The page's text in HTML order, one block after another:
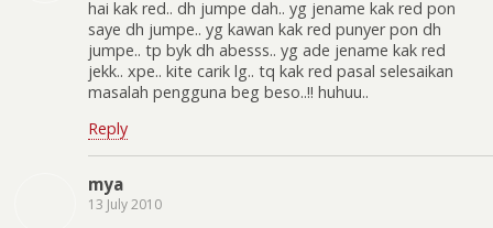
hai kak red.. dh jumpe dah.. yg jename kak red pon
saye dh jumpe.. yg kawan kak red punyer pon dh
jumpe.. tp byk dh abesss.. yg ade jename kak red
jekk.. xpe.. kite carik lg.. tq kak red pasal selesaikan
masalah pengguna beg beso..!! huhuu..
Reply
mya
13 July 2010